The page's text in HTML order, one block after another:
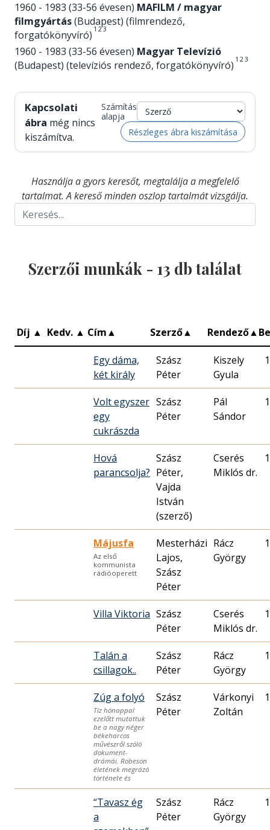
1960 - 1983 (33-56 évesen) MAFILM / magyar
filmgyártás(Budapest) (filmrendező,
forgatókönyvíró) 1 23
1960 - 1983 (33-56 évesen) Magyar Televízió
(Budapest) (televíziós rendező, forgatókönyvíró) 1 23
Kapcsolati
ábra még nincs
kiszámítva.
Számítás
alapja
Részleges ábra kiszámítása
Használja a gyors keresőt, megtalálja a megfelelő
tartalmat. A kereső minden oszlop tartalmát vizsgálja.
Szerzői munkák - 13 db találat
Díj ▲ Kedv. ▲ Cím▲ Szerző▲ Rendező▲
Egy dáma,
két király
Szász
Péter
Kiszely
Gyula
Volt egyszer
egy
cukrászda
Szász
Péter
Pál
Sándor
Hová
parancsolja?
Szász
Péter,
Vajda
István
(szerző)
Cserés
Miklós dr.
Májusfa
Az első
kommunista
rádióoperett
Mesterházi
Lajos,
Szász
Péter
Rácz
György
Villa Viktoria Szász
Péter
Cserés
Miklós dr.
Talán a
csillagok..
Szász
Péter
Rácz
György
Zúg a folyó
Tíz hónappal
ezelőtt mutattuk
be a nagy néger
békeharcos
művészről szóló
dokument-
drámái. Robeson
életének megrázó
története és
Szász
Péter
Várkonyi
Zoltán
“Tavasz ég
a
Szász
Péter
Rácz
György